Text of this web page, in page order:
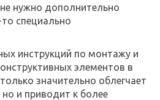
нужно дополнительно
специально
инструкций по монтажу и
элементов в
значительно облегчает
и приводит к более